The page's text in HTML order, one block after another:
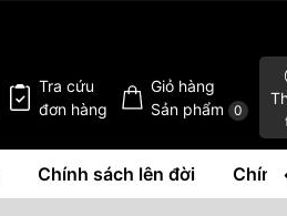
Tra cứu
đơn hàng
Giỏ hàng
Sản phẩm
0
Chính sách lên đời Chính